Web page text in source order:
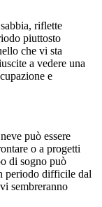
riflette
piuttosto
che vi sta
a vedere una
e
può essere
o a progetti
di sogno può
periodo difficile dal
sembreranno